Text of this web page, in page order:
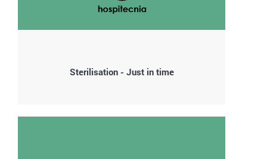
Sterilisation - Just in time